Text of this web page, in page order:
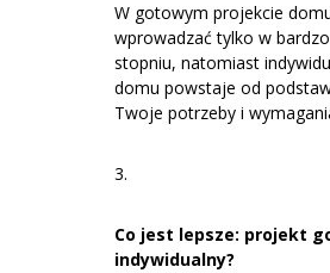
W gotowym projekcie
wprowadzać tylko w
stopniu, natomiast
domu powstaje od
Twoje potrzeby i
Co jest lepsze: projekt
indywidualny?